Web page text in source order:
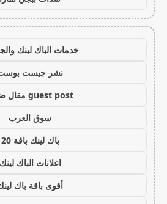
خدمات الباك لينك
نشر جيست
guest post مقال ضيف
سوق العرب
باك لينك باقة 20
اعلانات الباك لينك
أقوى باقة باك